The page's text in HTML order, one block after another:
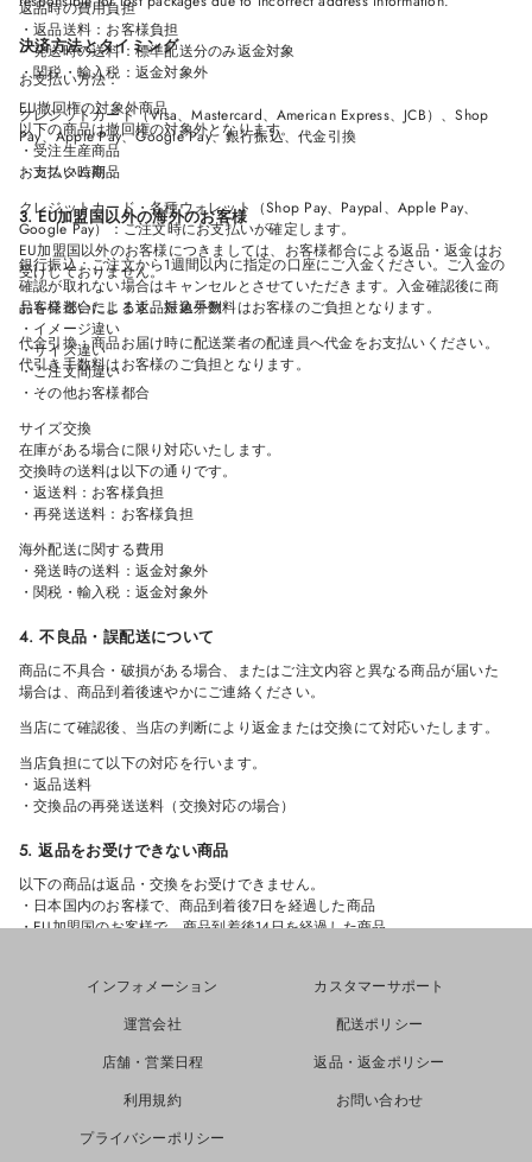
決済方法とタイミング
お支払い方法：
クレジットカード（Visa、Mastercard、American Express、JCB）、Shop
Pay、Apple Pay、Google Pay、銀行振込、代金引換
お支払い時期：
クレジットカード・各種ウォレット（Shop Pay、Paypal、Apple Pay、
Google Pay）：ご注文時にお支払いが確定します。
銀行振込：ご注文から1週間以内に指定の口座にご入金ください。ご入金の
確認が取れない場合はキャンセルとさせていただきます。入金確認後に商
品を発送いたします。振込手数料はお客様のご負担となります。
代金引換：商品お届け時に配送業者の配達員へ代金をお支払いください。
代引き手数料はお客様のご負担となります。
返品時の費用負担
・返品送料：お客様負担
・発送時の送料：標準配送分のみ返金対象
・関税・輸入税：返金対象外
EU撤回権の対象外商品
以下の商品は撤回権の対象外となります。
・受注生産商品
・カスタム商品
3. EU加盟国以外の海外のお客様
EU加盟国以外のお客様につきましては、お客様都合による返品・返金はお
受けしておりません。
お客様都合による返品対象外例
・イメージ違い
・サイズ違い
・ご注文間違い
・その他お客様都合
サイズ交換
在庫がある場合に限り対応いたします。
交換時の送料は以下の通りです。
・返送料：お客様負担
・再発送送料：お客様負担
海外配送に関する費用
・発送時の送料：返金対象外
・関税・輸入税：返金対象外
4. 不良品・誤配送について
商品に不具合・破損がある場合、またはご注文内容と異なる商品が届いた
場合は、商品到着後速やかにご連絡ください。
当店にて確認後、当店の判断により返金または交換にて対応いたします。
当店負担にて以下の対応を行います。
・返品送料
・交換品の再発送送料（交換対応の場合）
5. 返品をお受けできない商品
以下の商品は返品・交換をお受けできません。
・日本国内のお客様で、商品到着後7日を経過した商品
・EU加盟国のお客様で、商品到着後14日を経過した商品
・汚れ・傷・臭い等が付着した商品
・受注生産商品
・カスタム商品
6. 返金について
返品商品到着後、検品を行ったうえで返金可否をご案内いたします。
インフォメーション
運営会社
店舗・営業日程
利用規約
プライバシーポリシー
カスタマーサポート
配送ポリシー
返品・返金ポリシー
お問い合わせ